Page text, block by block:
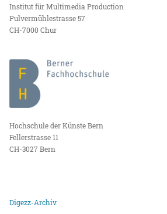
Institut für Multimedia Production
Pulvermühlestrasse 57
CH-7000 Chur
Hochschule der Künste Bern
Fellerstrasse 11
CH-3027 Bern
Digezz-Archiv